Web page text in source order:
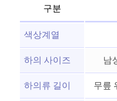
구분
색상계열
하의 사이즈
남
하의류 길이
무릎